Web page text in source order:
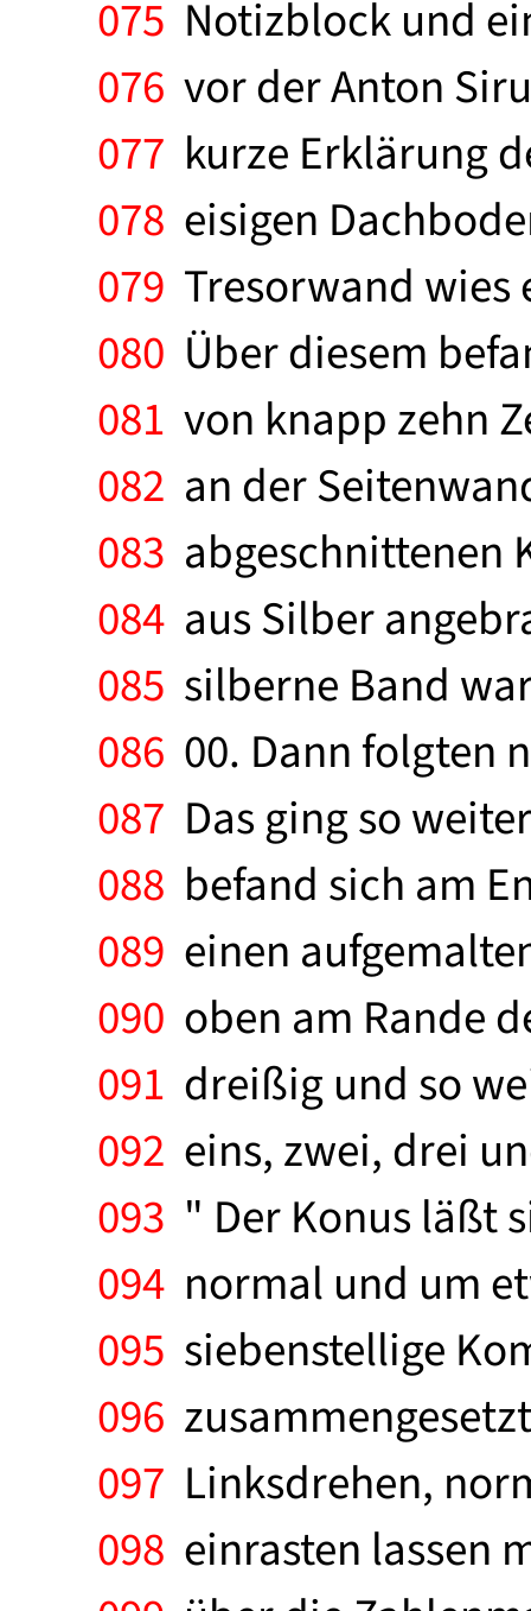
075 Notizblock und
076 vor der Anton
077 kurze Erklärung
078 eisigen
079 Tresorwand wies
080 Über diesem
081 von knapp zehn
082 an der
083 abgeschnittenen
084 aus Silber
085 silberne Band
086 00. Dann folgten
087 Das ging so
088 befand sich am
089 einen
090 oben am Rande
091 dreißig und so
092 eins, zwei, drei
093 " Der Konus läßt
094 normal und um
095 siebenstellige
096
097 Linksdrehen,
098 einrasten lassen